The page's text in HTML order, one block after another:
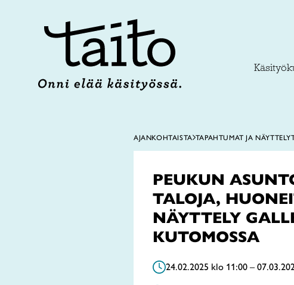
AJANKOHTAISTA TAPAHTUMAT JA
PEUKUN
TALOJA,
NÄYTTELY
KUTOMOSSA
24.02.2025 klo 11:00 –